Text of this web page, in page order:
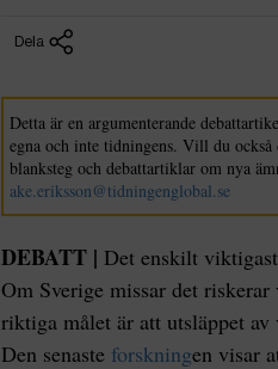
Dela
Detta är en argumenterande
egna och inte tidningens. Vill du
blanksteg och debattartiklar om nya
ake.eriksson@tidningenglobal.se
DEBATT | Det enskilt
Om Sverige missar det
riktiga målet är att utsläppet
Den senaste forskningen visar